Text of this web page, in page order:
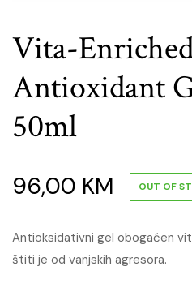
Vita-
Antioxidant
50ml
96,00 KM OUT OF
Antioksidativni gel obogaćen
štiti je od vanjskih agresora.